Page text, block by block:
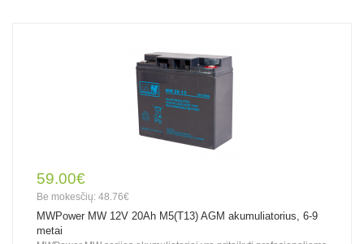
59.00€
Be mokesčių: 48.76€
MWPower MW 12V 20Ah M5(T13) AGM akumuliatorius, 6-9
metai